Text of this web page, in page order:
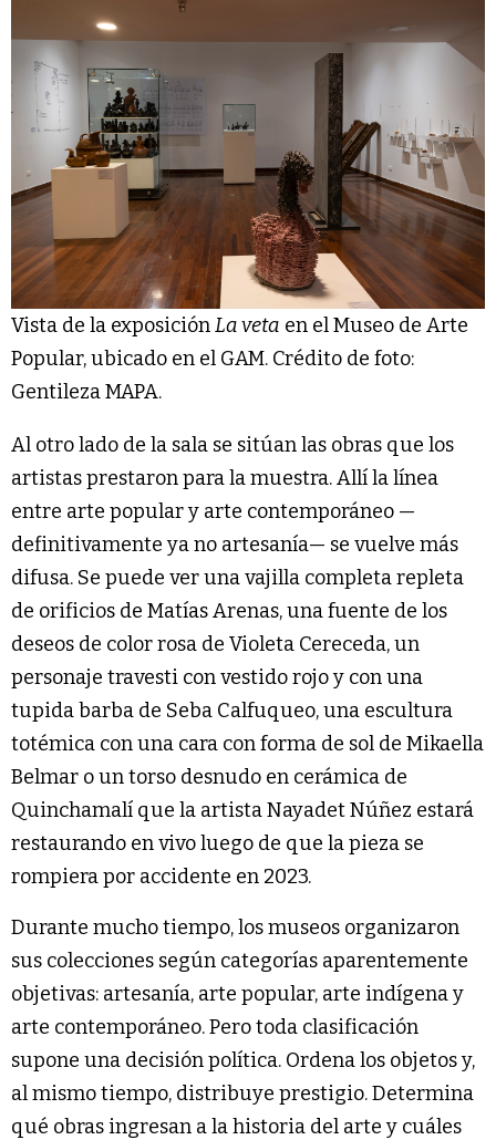
Vista de la exposiciónLa veta en el Museo de Arte
Popular, ubicado en el GAM. Crédito de foto:
Gentileza MAPA.
Al otro lado de la sala se sitúan las obras que los
artistas prestaron para la muestra. Allí la línea
entre arte popular y arte contemporáneo —
definitivamente ya no artesanía— se vuelve más
difusa. Se puede ver una vajilla completa repleta
de orificios de Matías Arenas, una fuente de los
deseos de color rosa de Violeta Cereceda, un
personaje travesti con vestido rojo y con una
tupida barba de Seba Calfuqueo, una escultura
totémica con una cara con forma de sol de Mikaella
Belmar o un torso desnudo en cerámica de
Quinchamalí que la artista Nayadet Núñez estará
restaurando en vivo luego de que la pieza se
rompiera por accidente en 2023.
Durante mucho tiempo, los museos organizaron
sus colecciones según categorías aparentemente
objetivas: artesanía, arte popular, arte indígena y
arte contemporáneo. Pero toda clasificación
supone una decisión política. Ordena los objetos y,
al mismo tiempo, distribuye prestigio. Determina
qué obras ingresan a la historia del arte y cuáles